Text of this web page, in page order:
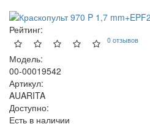
Рейтинг:
0 отзывов
Модель:
00-00019542
Артикул:
AUARITA
Доступно:
Есть в наличии